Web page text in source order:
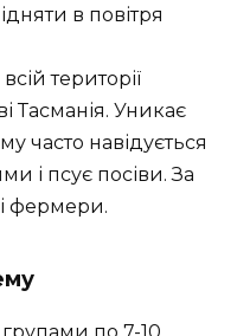
в повітря
території
Тасманія. Уникає
часто навідується
і псує посіви. За
фермери.